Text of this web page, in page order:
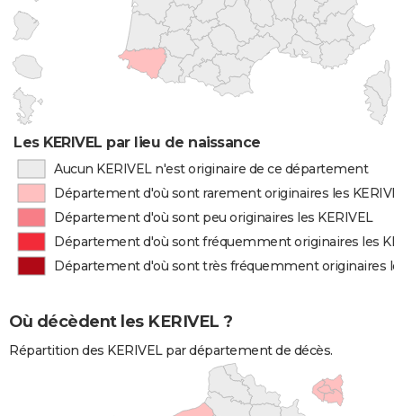
Les KERIVEL par lieu de naissance
Aucun KERIVEL n'est originaire de ce département
Département d'où sont rarement originaires les
Département d'où sont peu originaires les KERIVEL
Département d'où sont fréquemment originaires les
Département d'où sont très fréquemment originaires
Où décèdent les KERIVEL ?
Répartition des KERIVEL par département de décès.